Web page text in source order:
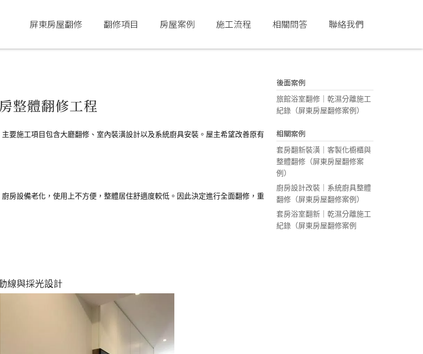
屏東房屋翻修 翻修項目 房屋案例 施工流程 相關問答 聯絡我們
整體翻修工程
要施工項目包含大廳翻修、室內裝潢設計以及系統廚具安裝。屋主希望改善原有
房設備老化，使用上不方便，整體居住舒適度較低。因此決定進行全面翻修，重
線與採光設計
後面案例
旅館浴室翻修｜乾濕分離施工
紀錄（屏東房屋翻修案例）
相關案例
套房翻新裝潢｜客製化櫥櫃與
整體翻修（屏東房屋翻修案
例）
廚房設計改裝｜系統廚具整體
翻修（屏東房屋翻修案例）
套房浴室翻新｜乾濕分離施工
紀錄（屏東房屋翻修案例